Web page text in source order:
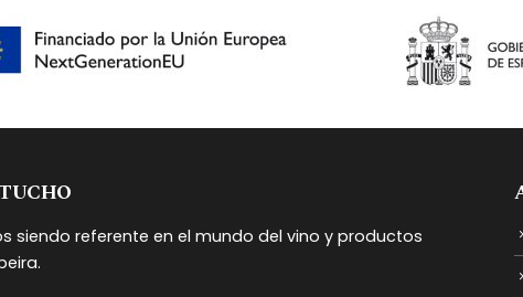
siendo referente en el mundo del vino y productos